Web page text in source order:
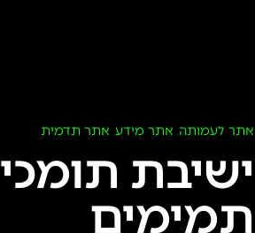
אתר לעמותה, אתר מידע, אתר תדמית
ישיבת תומכי
תמימים